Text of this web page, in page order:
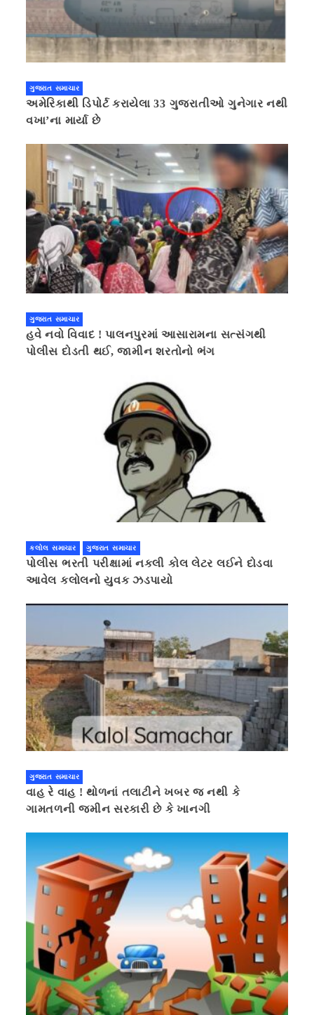
ગુજરાત સમાચાર
અમેરિકાથી ડિપોર્ટ કરાયેલા 33 ગુજરાતીઓ ગુનેગાર નથી
વખા’ના માર્યા છે
ગુજરાત સમાચાર
હવે નવો વિવાદ ! પાલનપુરમાં આસારામના સત્સંગથી
પોલીસ દોડતી થઈ, જામીન શરતોનો ભંગ
કલોલ સમાચાર ગુજરાત સમાચાર
પોલીસ ભરતી પરીક્ષામાં નકલી કોલ લેટર લઈને દોડવા
આવેલ કલોલનો યુવક ઝડપાયો
ગુજરાત સમાચાર
વાહ રે વાહ ! થોળનાં તલાટીને ખબર જ નથી કે
ગામતળની જમીન સરકારી છે કે ખાનગી